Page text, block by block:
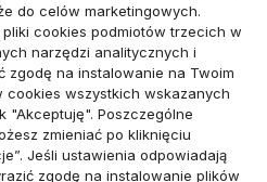
do celów marketingowych.
cookies podmiotów trzecich w
narzędzi analitycznych i
zgodę na instalowanie na Twoim
cookies wszystkich wskazanych
"Akceptuję". Poszczególne
zmieniać po kliknięciu
Jeśli ustawienia odpowiadają
zgodę na instalowanie plików